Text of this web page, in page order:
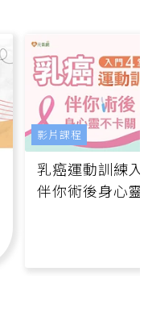
乳癌運動訓練入
伴你術後身心靈
影片課程